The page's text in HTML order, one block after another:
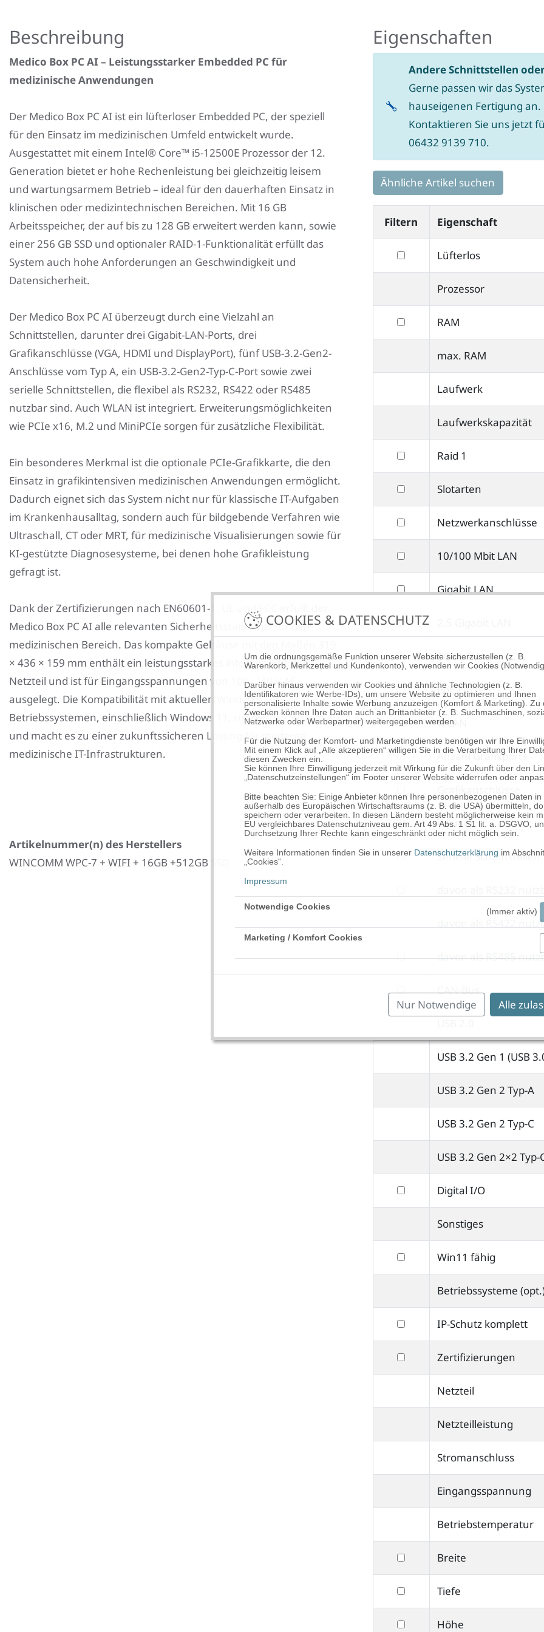
COOKIES & DATENSCHUTZ
Um die ordnungsgemäße Funktion unserer Website sicherzustellen (z. B.
Warenkorb, Merkzettel und Kundenkonto), verwenden wir Cookies
Darüber hinaus verwenden wir Cookies und ähnliche Technologien (z. B.
Identifikatoren wie Werbe-IDs), um unsere Website zu optimieren und Ihnen
personalisierte Inhalte sowie Werbung anzuzeigen (Komfort & Marketing). Zu
Zwecken können Ihre Daten auch an Drittanbieter (z. B. Suchmaschinen,
Netzwerke oder Werbepartner) weitergegeben werden.
Für die Nutzung der Komfort- und Marketingdienste benötigen wir Ihre
Mit einem Klick auf „Alle akzeptieren“ willigen Sie in die Verarbeitung Ihrer
diesen Zwecken ein.
Sie können Ihre Einwilligung jederzeit mit Wirkung für die Zukunft über den
„Datenschutzeinstellungen“ im Footer unserer Website widerrufen oder
Bitte beachten Sie: Einige Anbieter können Ihre personenbezogenen Daten
außerhalb des Europäischen Wirtschaftsraums (z. B. die USA) übermitteln,
speichern oder verarbeiten. In diesen Ländern besteht möglicherweise kein
EU vergleichbares Datenschutzniveau gem. Art 49 Abs. 1 S1 lit. a. DSGVO,
Durchsetzung Ihrer Rechte kann eingeschränkt oder nicht möglich sein.
Weitere Informationen finden Sie in unserer Datenschutzerklärung im
„Cookies“.
Impressum
Notwendige Cookies
(Immer aktiv)
Marketing / Komfort Cookies
Nur Notwendige Alle
Beschreibung
Medico Box PC AI – Leistungsstarker Embedded PC für
medizinische Anwendungen
Der Medico Box PC AI ist ein lüfterloser Embedded PC, der speziell
für den Einsatz im medizinischen Umfeld entwickelt wurde.
Ausgestattet mit einem Intel® Core™ i5-12500E Prozessor der 12.
Generation bietet er hohe Rechenleistung bei gleichzeitig leisem
und wartungsarmem Betrieb – ideal für den dauerhaften Einsatz in
klinischen oder medizintechnischen Bereichen. Mit 16 GB
Arbeitsspeicher, der auf bis zu 128 GB erweitert werden kann, sowie
einer 256 GB SSD und optionaler RAID-1-Funktionalität erfüllt das
System auch hohe Anforderungen an Geschwindigkeit und
Datensicherheit.
Der Medico Box PC AI überzeugt durch eine Vielzahl an
Schnittstellen, darunter drei Gigabit-LAN-Ports, drei
Grafikanschlüsse (VGA, HDMI und DisplayPort), fünf USB-3.2-Gen2-
Anschlüsse vom Typ A, ein USB-3.2-Gen2-Typ-C-Port sowie zwei
serielle Schnittstellen, die flexibel als RS232, RS422 oder RS485
nutzbar sind. Auch WLAN ist integriert. Erweiterungsmöglichkeiten
wie PCIe x16, M.2 und MiniPCIe sorgen für zusätzliche Flexibilität.
Ein besonderes Merkmal ist die optionale PCIe-Grafikkarte, die den
Einsatz in grafikintensiven medizinischen Anwendungen ermöglicht.
Dadurch eignet sich das System nicht nur für klassische IT-Aufgaben
im Krankenhausalltag, sondern auch für bildgebende Verfahren wie
Ultraschall, CT oder MRT, für medizinische Visualisierungen sowie für
KI-gestützte Diagnosesysteme, bei denen hohe Grafikleistung
gefragt ist.
Dank der Zertifizierungen nach EN60601-1, UL und FCC erfüllt der
Medico Box PC AI alle relevanten Sicherheitsstandards für den
medizinischen Bereich. Das kompakte Gehäuse mit den Maßen 319
× 436 × 159 mm enthält ein leistungsstarkes internes 900-Watt-
Netzteil und ist für Eingangsspannungen von 100–240 V AC
ausgelegt. Die Kompatibilität mit aktuellen Windows-
Betriebssystemen, einschließlich Windows 11, rundet das System ab
und macht es zu einer zukunftssicheren Lösung für moderne
medizinische IT-Infrastrukturen.
Artikelnummer(n) des Herstellers
WINCOMM WPC-7 + WIFI + 16GB +512GB SSD
Eigenschaften
Andere Schnittstellen
Gerne passen wir das
hauseigenen Fertigung an.
Kontaktieren Sie uns jetzt
06432 9139 710.
Ähnliche Artikel suchen
Filtern Eigenschaft
filtern
nach
Lüfterlos
Lüfterlos
Prozessor
filtern
nach
RAM
max. RAM
Laufwerk
Laufwerkskapazität
filtern
nach
Raid
1
Raid 1
filtern
nach
Slotarten
Slotarten
filtern
nach
Netzwerkanschlüsse
Netzwerkanschlüsse
filtern
nach
10/100
LAN
10/100 Mbit LAN
filtern
Gigabit
Gigabit LAN
filtern
nach
2.5
LAN
filtern
nach
10G
LAN
10G LAN
filtern
nach
PoE-
Ports
PoE-Ports
filtern
nach
WLAN
WLAN
filtern
nach
Anzahl
Grafikports
Anzahl Grafikports
nach
Grafikanschlüsse
filtern
nach
Edge
Edge AI
filtern
Serielle Schnittstellen
davon
RS232
davon als RS422
filtern
nach
davon
als
nutzbar
davon als RS485
filtern
nach
Bus
CAN-Bus
USB 3.2 Gen 1 (USB
USB 3.2 Gen 2 Typ-A
USB 3.2 Gen 2 Typ-C
USB 3.2 Gen 2×2 Typ-
filtern
nach
I/O
Digital I/O
Sonstiges
filtern
nach
fähig
Win11 fähig
Betriebssysteme
filtern
nach
IP-
Schutz
komplett
IP-Schutz komplett
filtern
nach
Zertifizierungen
Zertifizierungen
Netzteil
Netzteilleistung
Stromanschluss
Eingangsspannung
Betriebstemperatur
filtern
nach
Breite
Breite
filtern
nach
Tiefe
Tiefe
filtern Höhe